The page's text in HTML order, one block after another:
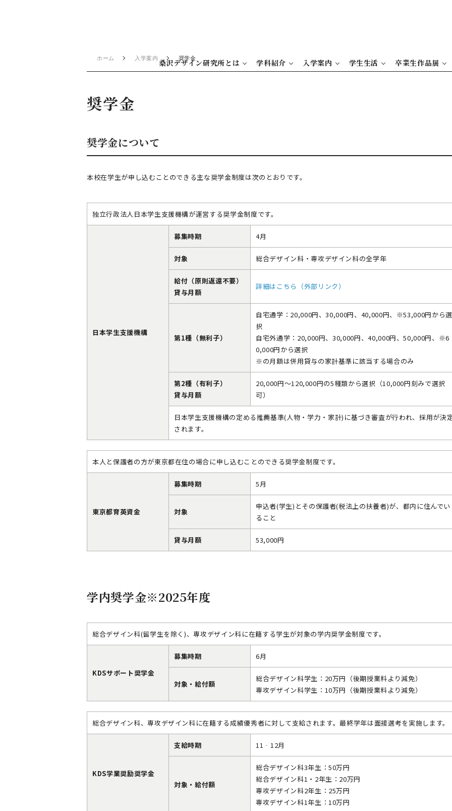
桑沢デザイン研究所とは 学科紹介 入学案内 学生生活 卒業生作品展
ホーム 入学案内 奨学金
奨学金
奨学金について
本校在学生が申し込むことのできる主な奨学金制度は次のとおりです。
独立行政法人日本学生支援機構が運営する奨学金制度です。
日本学生支援機構
募集時期 4月
対象 総合デザイン科・専攻デザイン科の全学年
給付（原則返還不要）
貸与月額
詳細はこちら（外部リンク）
第1種（無利子）
自宅通学：20,000円、30,000円、40,000円、※53,000円から選
択
自宅外通学：20,000円、30,000円、40,000円、50,000円、※6
0,000円から選択
※の月額は併用貸与の家計基準に該当する場合のみ
第2種（有利子）
貸与月額
20,000円～120,000円の5種類から選択（10,000円刻みで選択
可）
日本学生支援機構の定める推薦基準(人物・学力・家計)に基づき審査が行われ、採用が決
されます。
本人と保護者の方が東京都在住の場合に申し込むことのできる奨学金制度です。
東京都育英資金
募集時期 5月
対象
申込者(学生)とその保護者(税法上の扶養者)が、都内に住んでい
ること
貸与月額 53,000円
学内奨学金※2025年度
総合デザイン科(留学生を除く)、専攻デザイン科に在籍する学生が対象の学内奨学金制度です。
KDSサポート奨学金
募集時期 6月
対象・給付額
総合デザイン科学生：20万円（後期授業料より減免）
専攻デザイン科学生：10万円（後期授業料より減免）
総合デザイン科、専攻デザイン科に在籍する成績優秀者に対して支給されます。最終学年は面接選考を実施します。
KDS学業奨励奨学金
支給時期 11‐12月
対象・給付額
総合デザイン科3年生：50万円
総合デザイン科1・2年生：20万円
専攻デザイン科2年生：25万円
専攻デザイン科1年生：10万円